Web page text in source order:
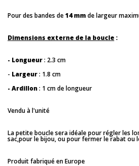
Pour des bandes de14 mmde largeur
Dimensions externe de la boucle :
- Longueur: 2.3 cm
- Largeur: 1.8 cm
- Ardillon: 1 cm de longueur
Vendu à l'unité
La petite boucle sera idéale pour régler les
sac,pour le bijou, ou pour fermer le rabat ou
Produit fabriqué en Europe